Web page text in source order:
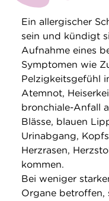
Ein allergischer
sein und kündigt
Aufnahme eines
Symptomen wie
Pelzigkeitsgefühl
Atemnot,
bronchiale-Anfall
Blässe, blauen
Urinabgang,
Herzrasen,
kommen.
Bei weniger
Organe betroffen,